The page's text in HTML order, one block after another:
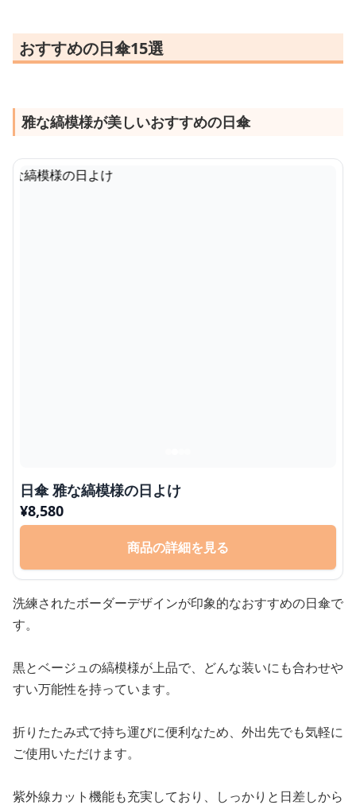
おすすめの日傘15選
雅な縞模様が美しいおすすめの日傘
日傘 雅な縞模様の日よけ
¥8,580
商品の詳細を見る
洗練されたボーダーデザインが印象的なおすすめの日傘で
す。
黒とベージュの縞模様が上品で、どんな装いにも合わせや
すい万能性を持っています。
折りたたみ式で持ち運びに便利なため、外出先でも気軽に
ご使用いただけます。
紫外線カット機能も充実しており、しっかりと日差しから